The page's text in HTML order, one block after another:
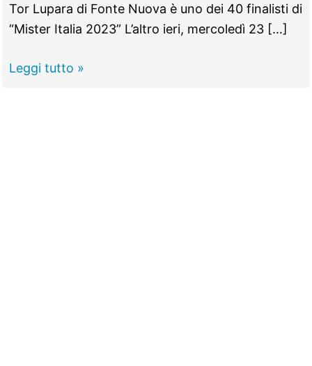
Tor Lupara di Fonte Nuova è uno dei 40 finalisti di
“Mister Italia 2023” L’altro ieri, mercoledì 23 […]
FONTE
Leggi tutto »